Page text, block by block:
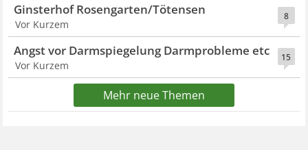
8
Ginsterhof Rosengarten/Tötensen
Vor Kurzem
15
Angst vor Darmspiegelung Darmprobleme etc
Vor Kurzem
Mehr neue Themen